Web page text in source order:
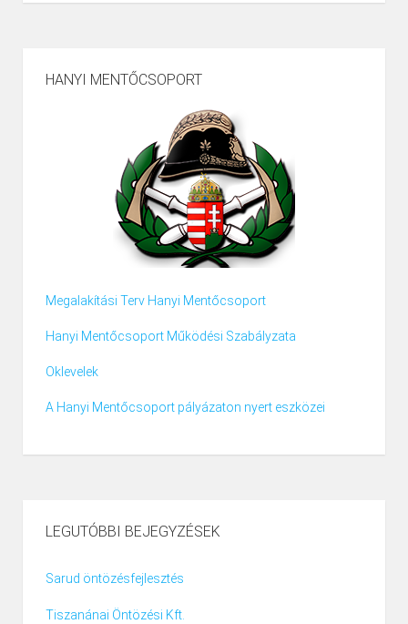
HANYI MENTŐCSOPORT
Megalakítási Terv Hanyi Mentőcsoport
Hanyi Mentőcsoport Működési Szabályzata
Oklevelek
A Hanyi Mentőcsoport pályázaton nyert eszközei
LEGUTÓBBI BEJEGYZÉSEK
Sarud öntözésfejlesztés
Tiszanánai Öntözési Kft.